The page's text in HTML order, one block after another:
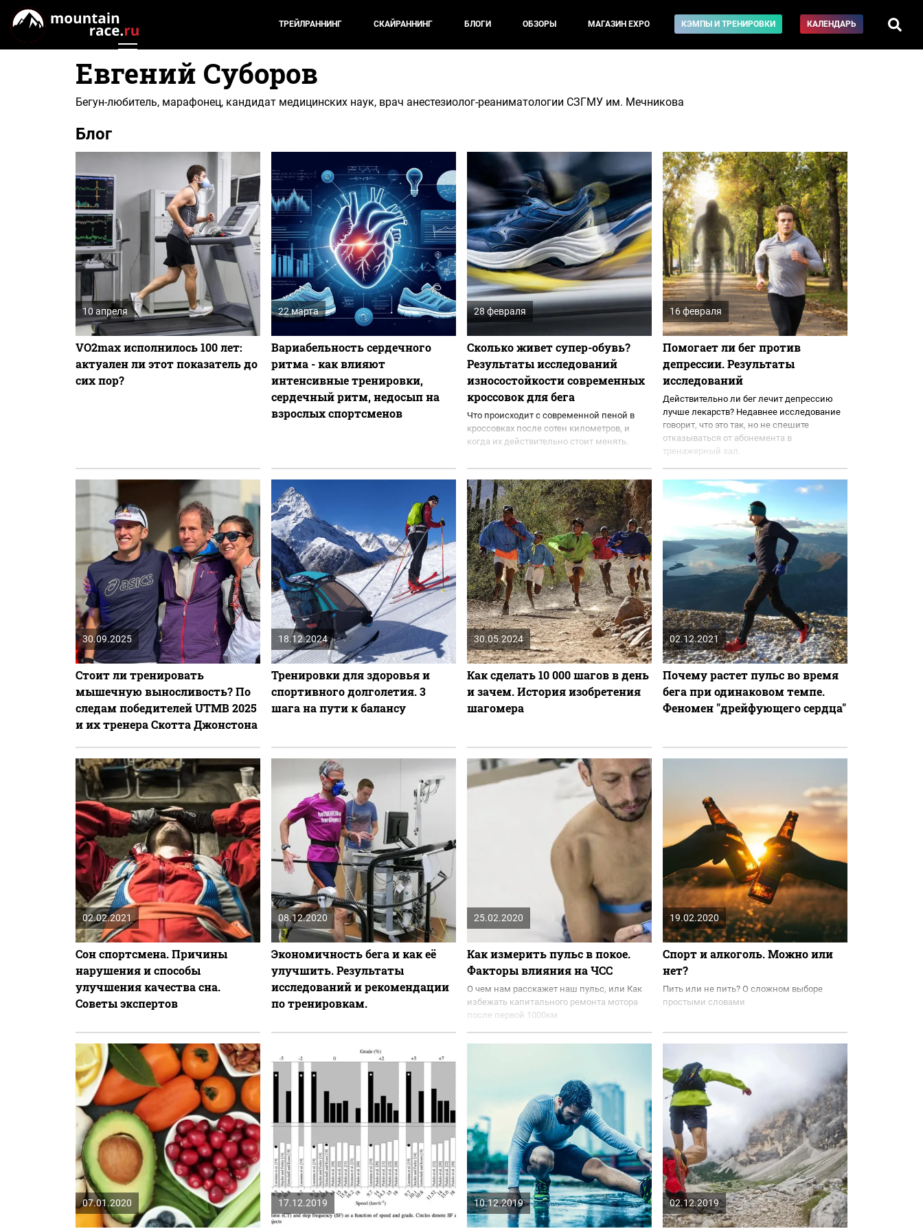
ТРЕЙЛРАННИНГ СКАЙРАННИНГ БЛОГИ ОБЗОРЫ МАГАЗИН EXPO КЭМПЫ И ТРЕНИРОВКИ КАЛЕНДАРЬ
Евгений Суборов
Бегун-любитель, марафонец, кандидат медицинских наук, врач анестезиолог-реаниматологии СЗГМУ им. Мечникова
Блог
10 апреля
VO2max исполнилось 100 лет:
актуален ли этот показатель до
сих пор?
22 марта
Вариабельность сердечного
ритма - как влияют
интенсивные тренировки,
сердечный ритм, недосып на
взрослых спортсменов
28 февраля
Сколько живет супер-обувь?
Результаты исследований
износостойкости современных
кроссовок для бега
Что происходит с современной пеной в
кроссовках после сотен километров, и
когда их действительно стоит менять.
16 февраля
Помогает ли бег против
депрессии. Результаты
исследований
Действительно ли бег лечит депрессию
лучше лекарств? Недавнее исследование
говорит, что это так, но не спешите
отказываться от абонемента в
тренажерный зал.
30.09.2025
Стоит ли тренировать
мышечную выносливость? По
следам победителей UTMB 2025
и их тренера Скотта Джонстона
18.12.2024
Тренировки для здоровья и
спортивного долголетия. 3
шага на пути к балансу
30.05.2024
Как сделать 10 000 шагов в день
и зачем. История изобретения
шагомера
02.12.2021
Почему растет пульс во время
бега при одинаковом темпе.
Феномен "дрейфующего сердца"
02.02.2021
Сон спортсмена. Причины
нарушения и способы
улучшения качества сна.
Советы экспертов
08.12.2020
Экономичность бега и как её
улучшить. Результаты
исследований и рекомендации
по тренировкам.
25.02.2020
Как измерить пульс в покое.
Факторы влияния на ЧСС
О чем нам расскажет наш пульс, или Как
избежать капитального ремонта мотора
после первой 1000км
19.02.2020
Спорт и алкоголь. Можно или
нет?
Пить или не пить? О сложном выборе
простыми словами
07.01.2020 17.12.2019 10.12.2019 02.12.2019